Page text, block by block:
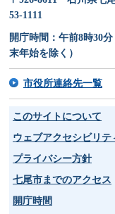
53-1111
開庁時間：午前8時30
末年始を除く）
市役所連絡先一覧
このサイトについて
ウェブアクセシビリテ
プライバシー方針
七尾市までのアクセス
開庁時間